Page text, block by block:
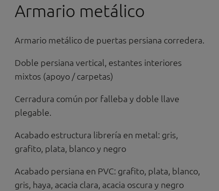
Armario metálico
Armario metálico de puertas persiana corredera.
Doble persiana vertical, estantes interiores
mixtos (apoyo / carpetas)
Cerradura común por falleba y doble llave
plegable.
Acabado estructura librería en metal: gris,
grafito, plata, blanco y negro
Acabado persiana en PVC: grafito, plata, blanco,
gris, haya, acacia clara, acacia oscura y negro